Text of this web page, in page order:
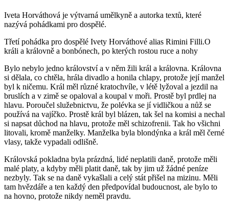
Iveta Horváthová je výtvarná umělkyně a autorka textů, které
nazývá pohádkami pro dospělé.
Třetí pohádka pro dospělé Ivety Horváthové alias Rimini Filli.O
králi a královně a bonbónech, po kterých rostou ruce a nohy
Bylo nebylo jedno království a v něm žili král a královna. Královna
si dělala, co chtěla, hrála divadlo a honila chlapy, protože její manžel
byl k ničemu. Král měl různé kratochvíle, v létě lyžoval a jezdil na
bruslích a v zimě se opaloval a koupal v moři. Prostě byl prdlej na
hlavu. Poroučel služebnictvu, že polévka se jí vidličkou a nůž se
používá na vajíčko. Prostě král byl blázen, tak šel na komisi a nechal
si napsat důchod na hlavu, protože měl schizofrenii. Tak ho všichni
litovali, kromě manželky. Manželka byla blondýnka a král měl černé
vlasy, takže vypadali odlišně.
Královská pokladna byla prázdná, lidé neplatili daně, protože měli
malé platy, a kdyby měli platit daně, tak by jim už žádné peníze
nezbyly. Tak se na daně vykašlali a celý stát přišel na mizinu. Měli
tam hvězdáře a ten každý den předpovídal budoucnost, ale bylo to
na hovno, protože nikdy neměl pravdu.